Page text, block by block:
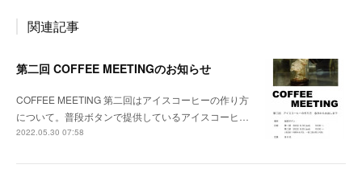
関連記事
第二回 COFFEE MEETINGのお知らせ
COFFEE MEETING 第二回はアイスコーヒーの作り方
について。普段ボタンで提供しているアイスコーヒ…
2022.05.30 07:58